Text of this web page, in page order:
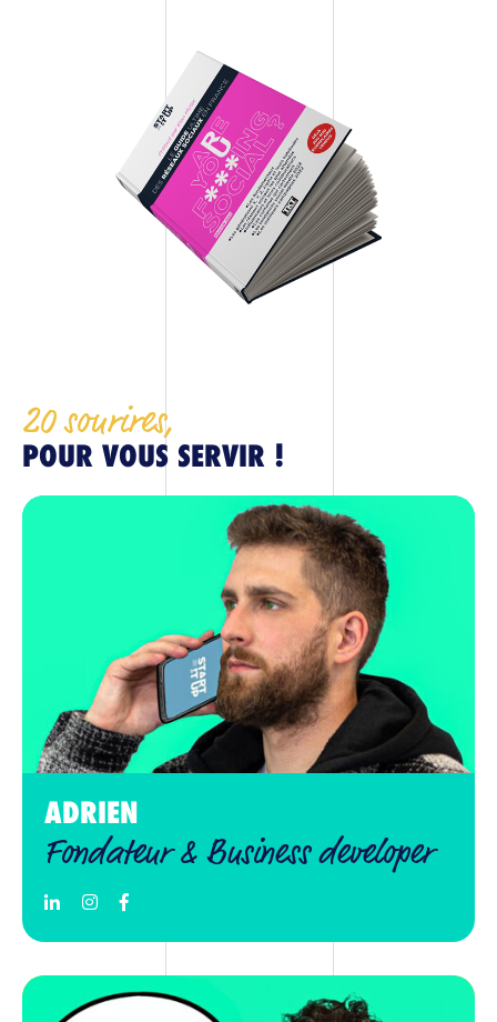
20 sourires,
POUR VOUS SERVIR !
ADRIEN
Fondateur & Business developer